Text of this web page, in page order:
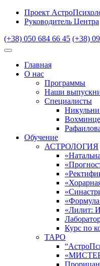
Проект
Руководитель Центра
(+38) 050 684 66 45 (+38)
Главная
О нас
Программы
Наши
Специалисты
Обучение
АСТРОЛОГИЯ
«Лилит:
Курс по
ТАРО